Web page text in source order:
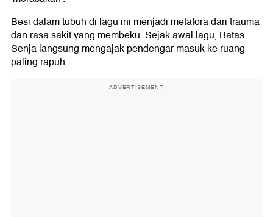
Besi dalam tubuh di lagu ini menjadi metafora dari trauma
dan rasa sakit yang membeku. Sejak awal lagu, Batas
Senja langsung mengajak pendengar masuk ke ruang
paling rapuh.
ADVERTISEMENT